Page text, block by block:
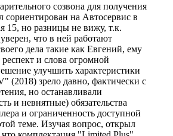
созвона для получения
сориентирован на Автосервис в
15, но разницы не вижу, т.к.
что в ней работают
дела такие как Евгений, ему
и слова огромной
улучшить характеристики
(2018) зрело давно, фактически с
но останавливали
и невнятные) обязательства
и ограниченность доступной
теме. Изучая вопрос, открыл